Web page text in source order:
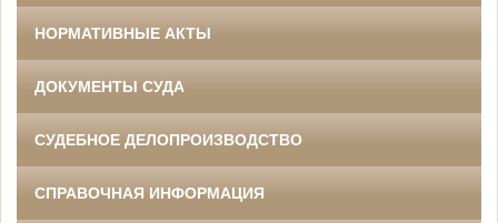
НОРМАТИВНЫЕ АКТЫ
ДОКУМЕНТЫ СУДА
СУДЕБНОЕ ДЕЛОПРОИЗВОДСТВО
СПРАВОЧНАЯ ИНФОРМАЦИЯ